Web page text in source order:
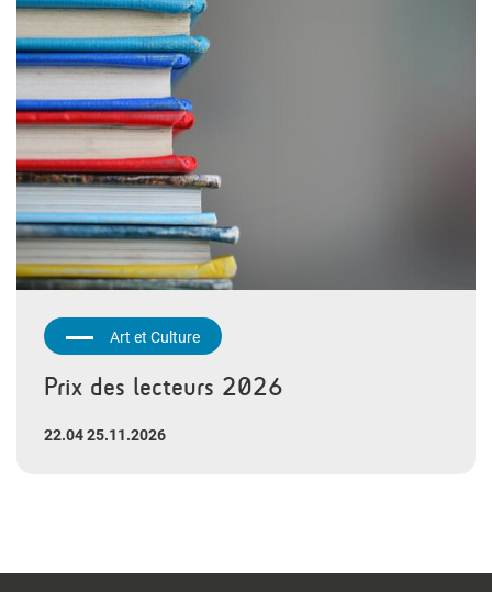
Art et Culture
Prix des lecteurs 2026
22.04 25.11.2026